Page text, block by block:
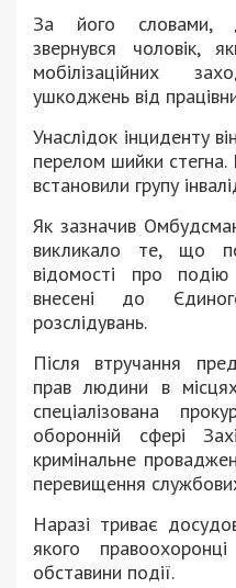
За його словами,
звернувся чоловік,
мобілізаційних
ушкоджень від
Унаслідок інциденту
перелом шийки стегна.
встановили групу
Як зазначив
викликало те, що
відомості про
внесені до
розслідувань.
Після втручання
прав людини в
спеціалізована
оборонній сфері
кримінальне
перевищення
Наразі триває
якого
обставини події.